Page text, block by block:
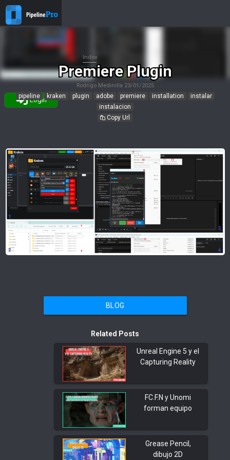
Login
Premiere Plugin
Rodrigo Medinilla 23/01/2025
pipeline kraken plugin adobe premiere installation
instalar
instalacion
Copy Url
Index
BLOG
Related Posts
Unreal Engine 5 y el
Capturing Reality
FC.F.N y Unomi
forman equipo
Grease Pencil,
dibujo 2D